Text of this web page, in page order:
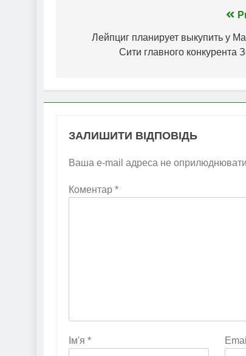
записів
Лейпциг планирует выкупить у
Сити главного конкурента
ЗАЛИШИТИ ВІДПОВІДЬ
Ваша e-mail адреса не
Коментар *
Ім'я *